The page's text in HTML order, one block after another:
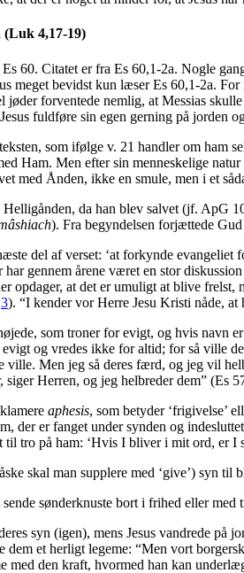
(Luk 4,17-19)
60. Citatet er fra Es 60,1-2a. Nogle
meget bevidst kun læser Es 60,1-2a.
jøder forventede nemlig, at Messias
fuldføre sin egen gerning på jorden
som ifølge v. 21 handler om
Ham. Men efter sin menneskelige
med Ånden, ikke en smule, men i et
Helligånden, da han blev salvet (jf. ApG
). Fra begyndelsen forjættede
del af verset: ‘at forkynde evangeliet
gennem årene været en stor
opdager, at det er umuligt at blive
). “I kender vor Herre Jesu Kristi nåde,
som troner for evigt, og hvis navn
og vredes ikke for altid; for så ville
ville. Men jeg så deres færd, og jeg vil
Herren, og jeg helbreder dem” (Es
aphesis, som betyder ‘frigivelse’
der er fanget under synden og
til tro på ham: ‘Hvis I bliver i mit ord, er I
skal man supplere med ‘give’) syn
sende sønderknuste bort i frihed eller
syn (igen), mens Jesus vandrede på
dem et herligt legeme: “Men vort
med den kraft, hvormed han kan